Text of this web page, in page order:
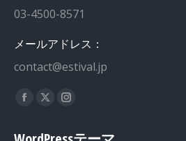
03-4500-8571
メールアドレス：
contact@estival.jp
私達を見つけてください：
Facebook
X
Instagram